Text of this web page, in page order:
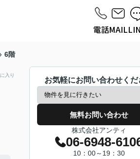
電話MAIL
6階
入り
お気軽にお問い合わせくだ
無料お問い合わせ
株式会社アンティ
06-6948-
10：00～19：30